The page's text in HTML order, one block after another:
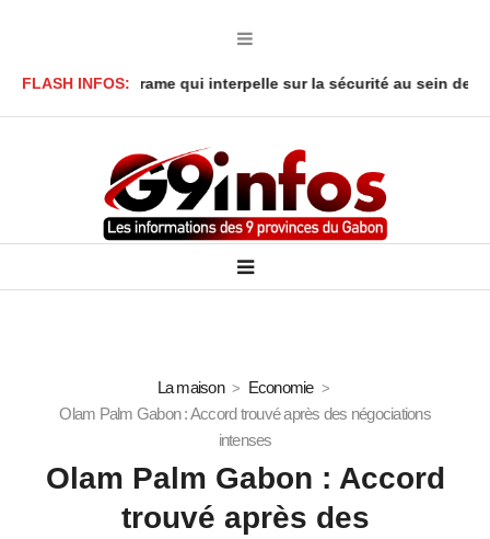
FLASH INFOS:
: Le drame qui interpelle sur la sécurité au sein des foyers
La maison
Economie
Olam Palm Gabon : Accord trouvé après des négociations
intenses
Olam Palm Gabon : Accord
trouvé après des